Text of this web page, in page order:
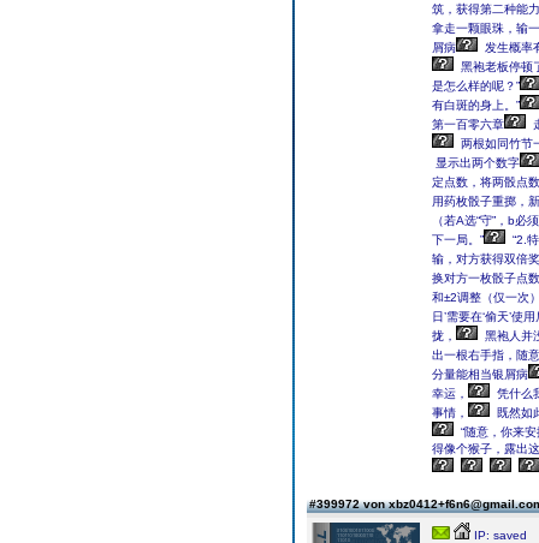
筑，获得第二种能
拿走一颗眼珠，输
屑病
发生概率
黑袍老板停顿
是怎么样的呢？”
有白斑的身上。”
第一百零六章
两根如同竹节
显示出两个数字
定点数，将两骰点
用药枚骰子重掷，
（若A选“守”，b必
下一局。”
“2.
输，对方获得双倍
换对方一枚骰子点
和±2调整（仅一次
日’需要在‘偷天’使
拢，
黑袍人并
出一根右手指，随
分量能相当银屑病
幸运，
凭什么
事情，
既然如
“随意，你来
得像个猴子，露出
#399972 von
IP: saved